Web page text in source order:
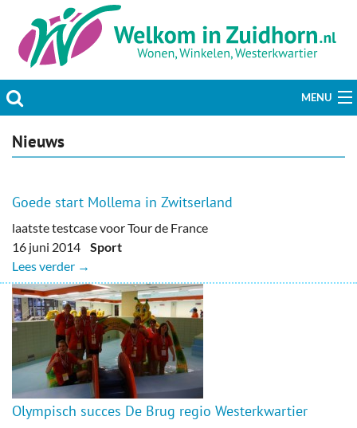
MENU
Actueel
Welzijn & Maatschappij
Bedrijven
Prikbord & Aanbiedingen
Plaats bericht
Nieuws
Goede start Mollema in Zwitserland
laatste testcase voor Tour de France
16 juni 2014 Sport
Lees verder →
Olympisch succes De Brug regio Westerkwartier